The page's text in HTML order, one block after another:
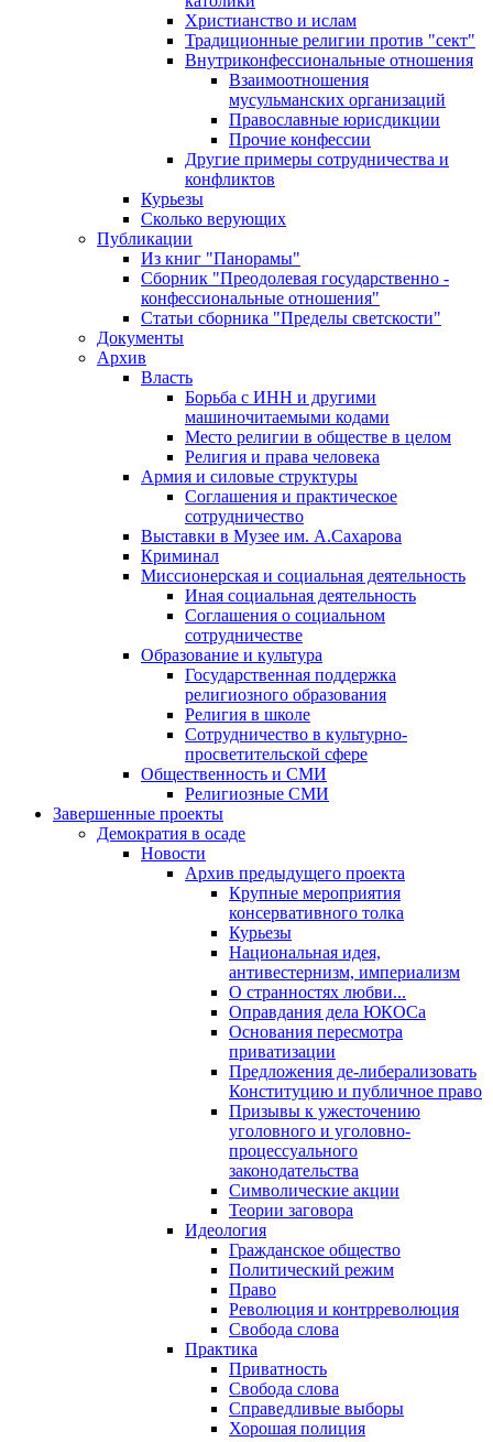
Христианство и ислам
Традиционные религии против "сект"
Внутриконфессиональные отношения
Взаимоотношения
мусульманских организаций
Православные юрисдикции
Прочие конфессии
Другие примеры сотрудничества и
конфликтов
Курьезы
Сколько верующих
Публикации
Из книг "Панорамы"
Сборник "Преодолевая государственно -
конфессиональные отношения"
Статьи сборника "Пределы светскости"
Документы
Архив
Власть
Борьба с ИНН и другими
машиночитаемыми кодами
Место религии в обществе в целом
Религия и права человека
Армия и силовые структуры
Соглашения и практическое
сотрудничество
Выставки в Музее им. А.Сахарова
Криминал
Миссионерская и социальная деятельность
Иная социальная деятельность
Соглашения о социальном
сотрудничестве
Образование и культура
Государственная поддержка
религиозного образования
Религия в школе
Сотрудничество в культурно-
просветительской сфере
Общественность и СМИ
Религиозные СМИ
Завершенные проекты
Демократия в осаде
Новости
Архив предыдущего проекта
Крупные мероприятия
консервативного толка
Курьезы
Национальная идея,
антивестернизм, империализм
О странностях любви...
Оправдания дела ЮКОСа
Основания пересмотра
приватизации
Предложения де-либерализовать
Конституцию и публичное право
Призывы к ужесточению
уголовного и уголовно-
процессуального
законодательства
Символические акции
Теории заговора
Идеология
Гражданское общество
Политический режим
Право
Революция и контрреволюция
Свобода слова
Практика
Приватность
Свобода слова
Справедливые выборы
Хорошая полиция